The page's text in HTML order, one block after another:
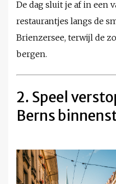
De dag sluit je af in een
restaurantjes langs de
Brienzersee, terwijl de
bergen.
2. Speel
Berns